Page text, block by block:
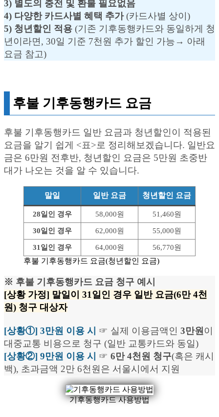
3) 별도의 충전 및 환불 필요없음
4) 다양한 카드사별 혜택 추가(카드사별 상이)
5) 청년할인 적용 (기존 기후동행카드와 동일하게 청
년이라면, 30일 기준 7천원 추가 할인 가능→ 아래
요금 참고)
후불 기후동행카드 요금
후불 기후동행카드 일반 요금과 청년할인이 적용된
요금을 알기 쉽게 <표>로 정리해보겠습니다. 일반요
금은 6만원 전후반, 청년할인 요금은 5만원 초중반
대가 나오는 것을 알 수 있습니다.
말일 일반 요금 청년할인 요금
28일인 경우 58,000원 51,460원
30일인 경우 62,000원 55,000원
31일인 경우 64,000원 56,770원
후불 기후동행카드 요금(청년할인 요금)
※ 후불 기후동행카드 요금 청구 예시
[상황 가정] 말일이 31일인 경우 일반 요금(6만 4천
원) 청구 대상자
[상황①] 3만원 이용 시 ☞ 실제 이용금액인 3만원이
대중교통 비용으로 청구 (일반 교통카드와 동일)
[상황②] 9만원 이용 시
☞ 6만 4천원 청구(혹은 캐시
백), 초과금액 2만 6천원은 서울시에서 지원
기후동행카드 사용방법